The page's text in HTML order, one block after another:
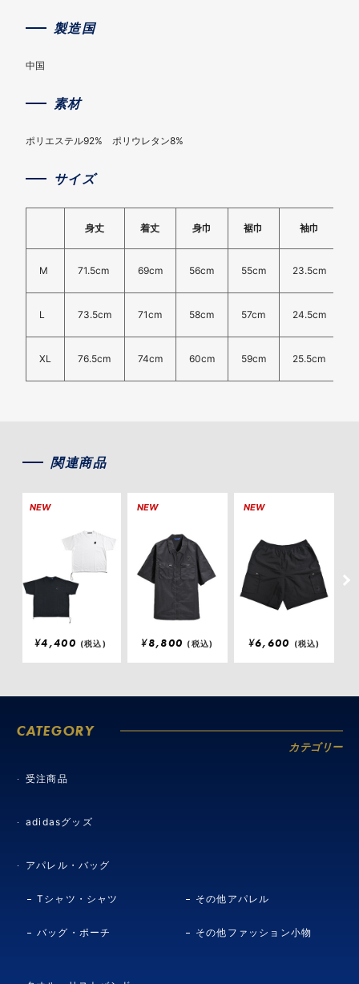
製造国
中国
素材
ポリエステル92% ポリウレタン8%
サイズ
身丈 着丈 身巾 裾巾 袖巾
M 71.5cm 69cm 56cm 55cm 23.5cm
L 73.5cm 71cm 58cm 57cm 24.5cm
XL 76.5cm 74cm 60cm 59cm 25.5cm
関連商品
NEW
¥4,400 (税込)
NEW
¥8,800 (税込)
NEW
¥6,600 (税込)
CATEGORY
カテゴリー
受注商品
adidasグッズ
アパレル・バッグ
Tシャツ・シャツ その他アパレル
バッグ・ポーチ その他ファッション小物